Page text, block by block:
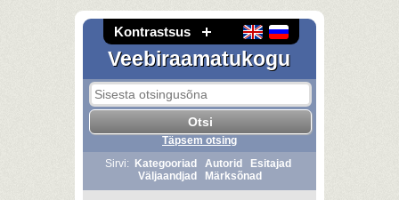
Kontrastsus
Veebiraamatukogu
Täpsem otsing
Sirvi:
Kategooriad Autorid
Esitajad
Väljaandjad
Märksõnad